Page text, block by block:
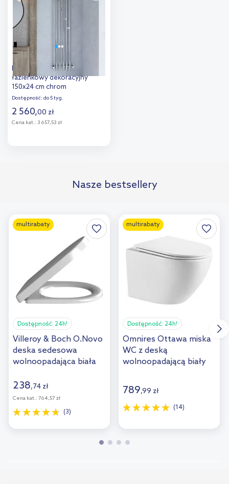
Imers Aries grzejnik
łazienkowy dekoracyjny
150x24 cm chrom
G00124015003
Dostępność: do 5 tyg.
2 560,00 zł
Cena kat.: 3 657,53 zł
Nasze bestsellery
multirabaty
Dostępność: 24h!
Villeroy & Boch O.Novo
deska sedesowa
wolnoopadająca biała
238,74 zł
Cena kat.: 764,57 zł
(3)
multirabaty
Dostępność: 24h!
Omnires Ottawa miska
WC z deską
wolnoopadającą biały
789,99 zł
(14)